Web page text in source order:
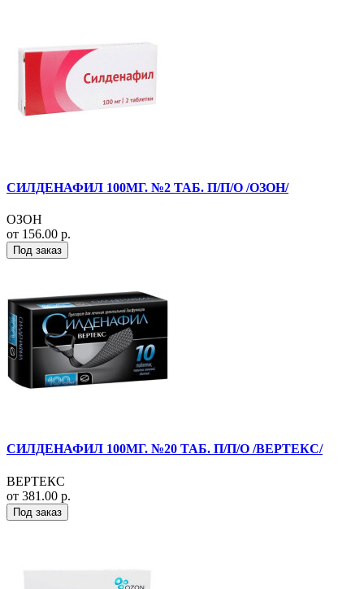
СИЛДЕНАФИЛ 100МГ. №2 ТАБ. П/П/О /ОЗОН/
ОЗОН
от 156.00 р.
Под заказ
СИЛДЕНАФИЛ 100МГ. №20 ТАБ. П/П/О /ВЕРТЕКС/
ВЕРТЕКС
от 381.00 р.
Под заказ